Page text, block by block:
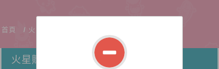
首頁 火星購物站
火星購物站